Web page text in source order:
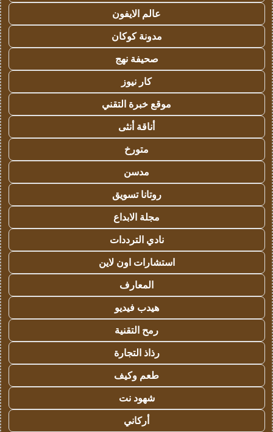
عالم الايفون
مدونة كوكان
صحيفة نهج
كار نيوز
موقع خبرة التقني
أناقة أنثى
متورخ
مدسن
روتانا تسويق
مجلة الابداع
نادي الترددات
استشارات اون لاين
المعارف
هيدب فيديو
رمح التقنية
رذاذ التجارة
طعم وكيف
شهود نت
أركاني